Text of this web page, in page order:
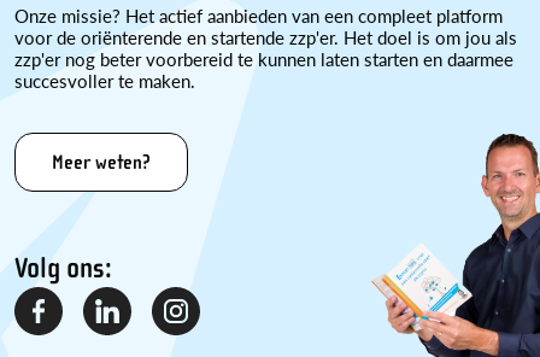
Onze missie? Het actief aanbieden van een compleet platform
voor de oriënterende en startende zzp'er. Het doel is om jou als
zzp'er nog beter voorbereid te kunnen laten starten en daarmee
succesvoller te maken.
Meer weten?
Volg ons: